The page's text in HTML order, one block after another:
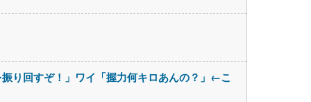
り回すぞ！」ワイ「握力何キロあんの？」←こ